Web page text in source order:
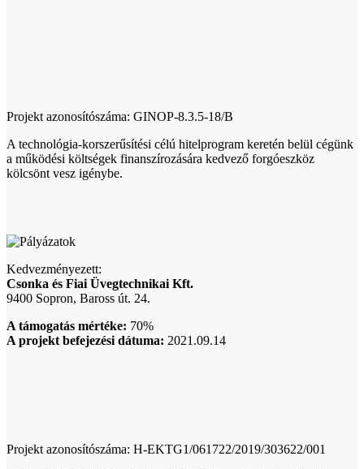
Projekt azonosítószáma: GINOP-8.3.5-18/B
A technológia-korszerűsítési célú hitelprogram keretén belül cégünk
a működési költségek finanszírozására kedvező forgóeszköz
kölcsönt vesz igénybe.
Kedvezményezett:
Csonka és Fiai Üvegtechnikai Kft.
9400 Sopron, Baross út. 24.
A támogatás mértéke: 70%
A projekt befejezési dátuma: 2021.09.14
Projekt azonosítószáma: H-EKTG1/061722/2019/303622/001